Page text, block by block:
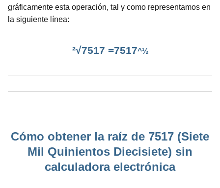
gráficamente esta operación, tal y como representamos en
la siguiente línea:
²√7517 =7517^½
Cómo obtener la raíz de 7517 (Siete
Mil Quinientos Diecisiete) sin
calculadora electrónica